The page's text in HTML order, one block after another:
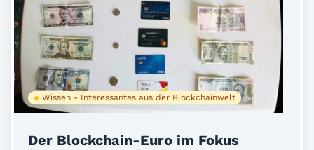
Wissen - Interessantes aus der Blockchainwelt
Der Blockchain-Euro im Fokus